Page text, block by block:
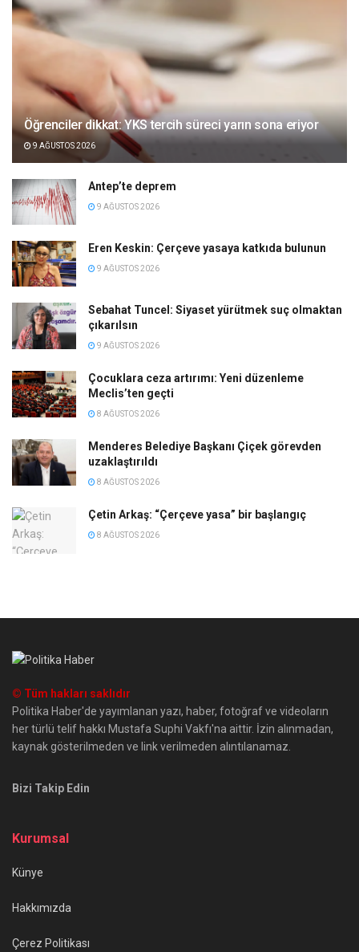
Öğrenciler dikkat: YKS tercih süreci yarın sona eriyor
9 AĞUSTOS 2026
Antep’te deprem
9 AĞUSTOS 2026
Eren Keskin: Çerçeve yasaya katkıda bulunun
9 AĞUSTOS 2026
Sebahat Tuncel: Siyaset yürütmek suç olmaktan
çıkarılsın
9 AĞUSTOS 2026
Çocuklara ceza artırımı: Yeni düzenleme
Meclis’ten geçti
8 AĞUSTOS 2026
Menderes Belediye Başkanı Çiçek görevden
uzaklaştırıldı
8 AĞUSTOS 2026
Çetin Arkaş: “Çerçeve yasa” bir başlangıç
8 AĞUSTOS 2026
© Tüm hakları saklıdır
Politika Haber'de yayımlanan yazı, haber, fotoğraf ve videoların
her türlü telif hakkı Mustafa Suphi Vakfı'na aittir. İzin alınmadan,
kaynak gösterilmeden ve link verilmeden alıntılanamaz.
Bizi Takip Edin
Kurumsal
Künye
Hakkımızda
Çerez Politikası